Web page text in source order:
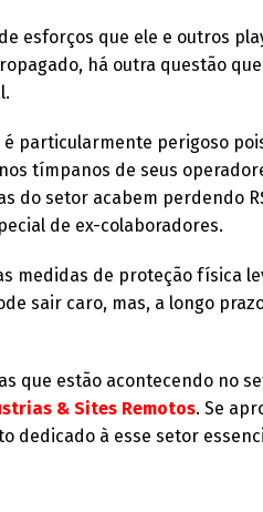
esforços que ele e outros
há outra questão
particularmente perigoso
tímpanos de seus
do setor acabem perdendo
de ex-colaboradores.
medidas de proteção física
sair caro, mas, a longo
que estão acontecendo no
& Sites Remotos. Se
dedicado à esse setor